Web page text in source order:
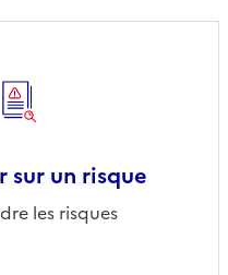
sur un risque
les risques